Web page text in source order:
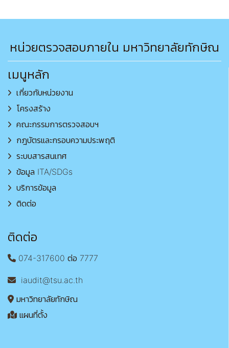
หน่วยตรวจสอบภายใน มหาวิทยาลัยทักษิณ
เมนูหลัก
เกี่ยวกับหน่วยงาน
โครงสร้าง
คณะกรรมการตรวจสอบฯ
กฎบัตรและกรอบความประพฤติ
ระบบสารสนเทศ
ข้อมูล ITA/SDGs
บริการข้อมูล
ติดต่อ
ติดต่อ
074-317600 ต่อ 7777
iaudit@tsu.ac.th
มหาวิทยาลัยทักษิณ
แผนที่ตั้ง